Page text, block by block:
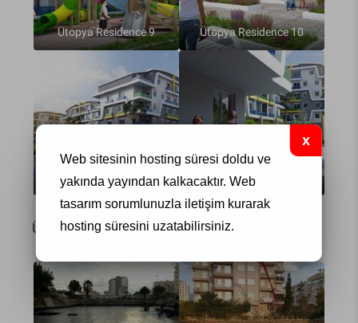
Web sitesinin hosting süresi doldu ve
yakında yayından kalkacaktır. Web
tasarımsorumlunuzla iletişim kurarak
hosting süresini uzatabilirsiniz.
Ütopya Residence 9 Ütopya Residence 10
Ütopya Residence 11 ütopya rezidans 12
Ütopya Residence Proje Aşaması